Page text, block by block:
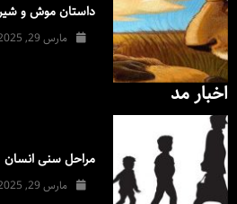
داستان موش و
مارس 29, 2025
اخبار مد
مراحل سنی انسان
مارس 29, 2025